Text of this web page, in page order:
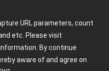
URL parameters, count
etc. Please visit
By continue
aware of and agree on